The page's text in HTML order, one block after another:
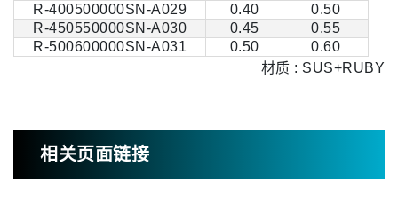
R-400500000SN-A029
0.40
0.50
R-450550000SN-A030
0.45
0.55
R-500600000SN-A031
0.50
0.60
材质 : SUS+RUBY
相关页面链接